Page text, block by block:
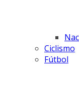
Ciclismo
Fútbol